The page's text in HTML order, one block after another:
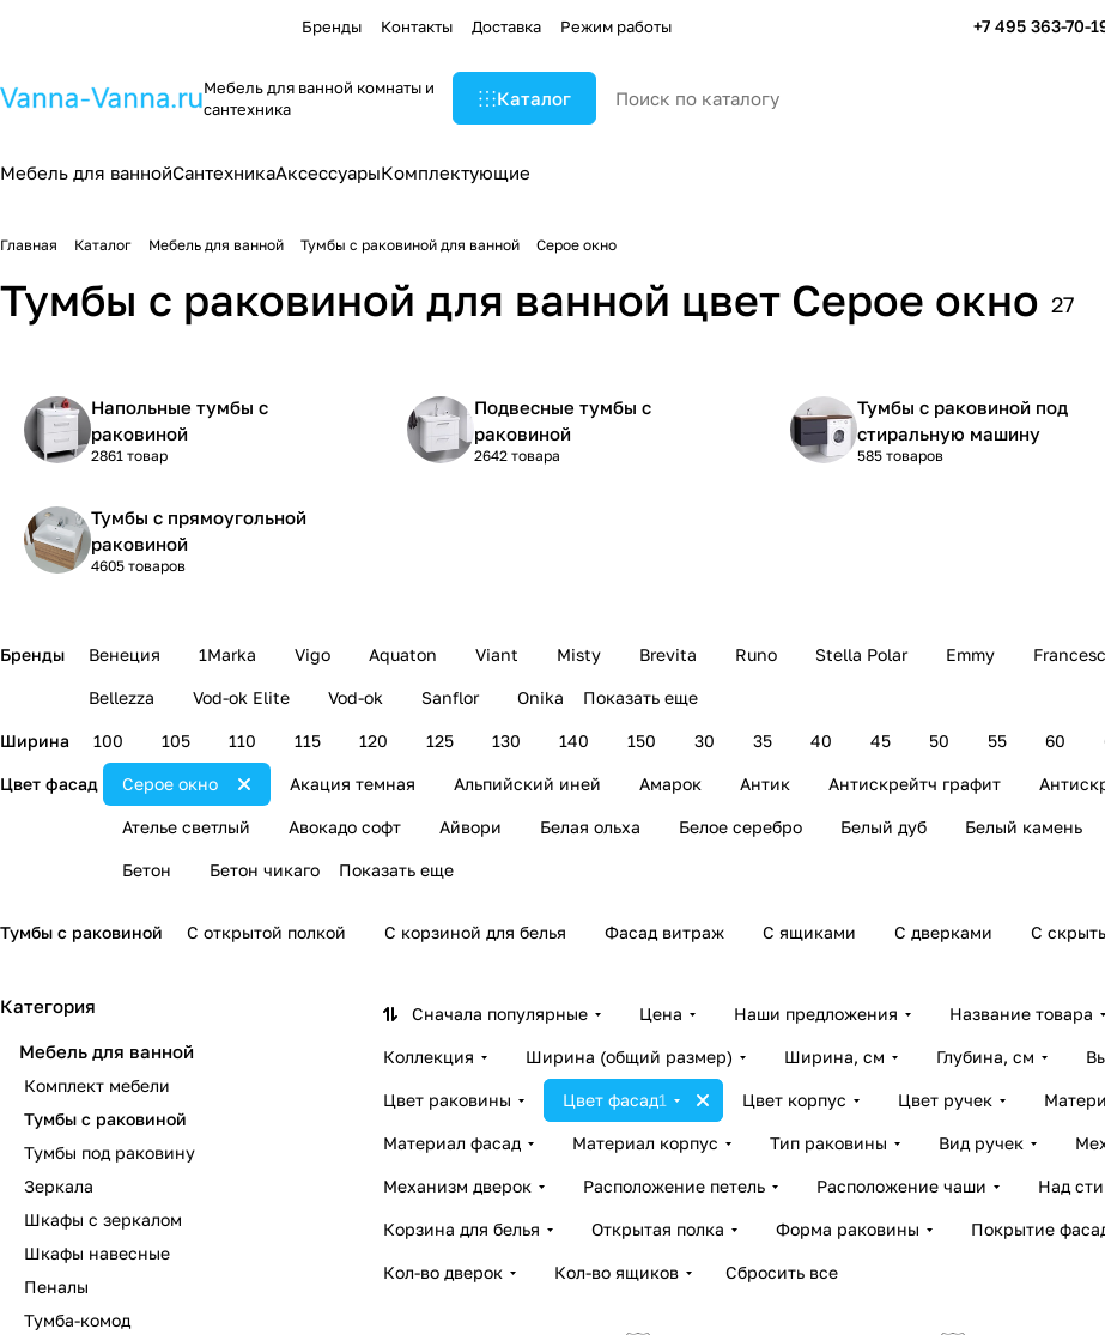
Бренды Контакты Доставка Режим работы +7 495 363-70-
Мебель для ванной комнаты и
сантехника
Каталог
Мебель для ваннойСантехникаАксессуарыКомплектующие
Главная Каталог Мебель для ванной Тумбы с раковиной для ванной Серое окно
Тумбы с раковиной для ванной цвет Серое окно 27
Напольные тумбы с
раковиной
2861 товар
Подвесные тумбы с
раковиной
2642 товара
Тумбы с раковиной под
стиральную машину
585 товаров
Тумбы с прямоугольной
раковиной
4605 товаров
Бренды Венеция 1Marka Vigo Aquaton Viant Misty Brevita Runo Stella Polar Emmy
Bellezza Vod-ok Elite Vod-ok Sanflor Onika Показать еще
Ширина 100 105 110 115 120 125 130 140 150 30 35 40 45 50 55 60
Цвет фасад Акация темная Альпийский иней Амарок Антик Антискрейтч графит
Ателье светлый Авокадо софт Айвори Белая ольха Белое серебро Белый дуб Белый камень
Бетон Бетон чикаго
Серое окно
Показать еще
Тумбы с раковиной С открытой полкой С корзиной для белья Фасад витраж С ящиками С дверками С
Сначала популярные Цена Наши предложения Название товара
Коллекция Ширина (общий размер) Ширина, см Глубина, см
Цвет раковины Цвет фасад1 Цвет корпус Цвет ручек
Материал фасад Материал корпус Тип раковины Вид ручек
Механизм дверок Расположение петель Расположение чаши Над
Корзина для белья Открытая полка Форма раковины Покрытие
Кол-во дверок Кол-во ящиков Сбросить все
Категория
Мебель для ванной
Комплект мебели
Тумбы с раковиной
Тумбы под раковину
Зеркала
Шкафы с зеркалом
Шкафы навесные
Пеналы
Тумба-комод